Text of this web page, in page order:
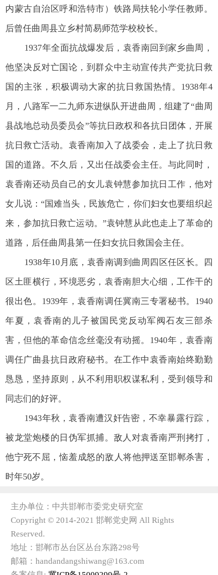
内蒙古自治区呼和浩特市）铁路局扶轮小学任教师。
后曾任曲周县立乡村简易师范学校校长。
1937年全面抗战爆发后，袁香南回到家乡曲周，
他坚决反对亡国论，到群众中主动宣传共产党抗日救
国的主张，积极调动大家的抗日救国热情。1938年4
月，八路军一二九师东进纵队开进曲周，组建了“曲周
县战地总动员委员会”等抗日政权和各抗日团体，开展
抗日救亡活动。袁香南加入了战委会，走上了抗日救
国的道路。不久后，又出任战委会主任。与此同时，
袁香南还动员自己的女儿袁钟慧参加抗日工作，他对
女儿说：“国难当头，民族危亡，你们妇女也要组织起
来，参加抗日救亡运动。”袁钟慧从此也走上了革命的
道路，后任曲周县第一任妇女抗日救国会主任。
1938年10月底，袁香南调到曲周四区任区长。四
区土匪横行，环境恶劣，袁香南胆大心细，工作干的
很出色。1939年，袁香南调任冀南三专署秘书。1940
年夏，袁香南的儿子被国民党反动军阀石友三部杀
害，但他的革命信念丝毫没有动摇。1940年，袁香南
调任广曲县抗日政府秘书。在工作中袁香南始终勤勤
恳恳，坚持原则，从不利用职权谋私利，受到领导和
同志们的好评。
1943年秋，袁香南遭汉奸告密， 不幸暴露行踪，
被龙堂炮楼的日伪军抓捕。敌人对袁香南严刑拷打，
他宁死不屈，恼羞成怒的敌人将他押送至邯郸杀害，
时年50岁。
主办单位：中共邯郸市委党史研究室
Copyright © 2014-2021 邯郸党史网 All Rights
Reserved.
地址：邯郸市丛台区丛台东路298号
邮箱：handandangshiwang@163.com